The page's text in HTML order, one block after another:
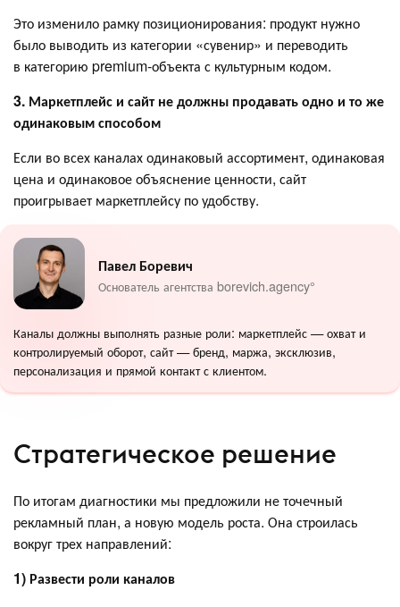
Это изменило рамку позиционирования: продукт нужно
было выводить из категории «сувенир» и переводить
в категорию premium-объекта с культурным кодом.
3. Маркетплейс и сайт не должны продавать одно и то же
одинаковым способом
Если во всех каналах одинаковый ассортимент, одинаковая
цена и одинаковое объяснение ценности, сайт
проигрывает маркетплейсу по удобству.
Павел Боревич
Основатель агентства borevich.agency°
Каналы должны выполнять разные роли: маркетплейс — охват и
контролируемый оборот, сайт — бренд, маржа, эксклюзив,
персонализация и прямой контакт с клиентом.
Стратегическое решение
По итогам диагностики мы предложили не точечный
рекламный план, а новую модель роста. Она строилась
вокруг трех направлений:
1) Развести роли каналов